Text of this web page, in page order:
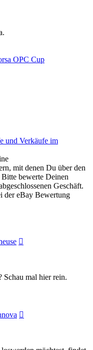
OPC Cup
und Verkäufe im
mit denen Du über den
bewerte Deinen
Geschäft.
der eBay Bewertung
Schau mal hier rein.